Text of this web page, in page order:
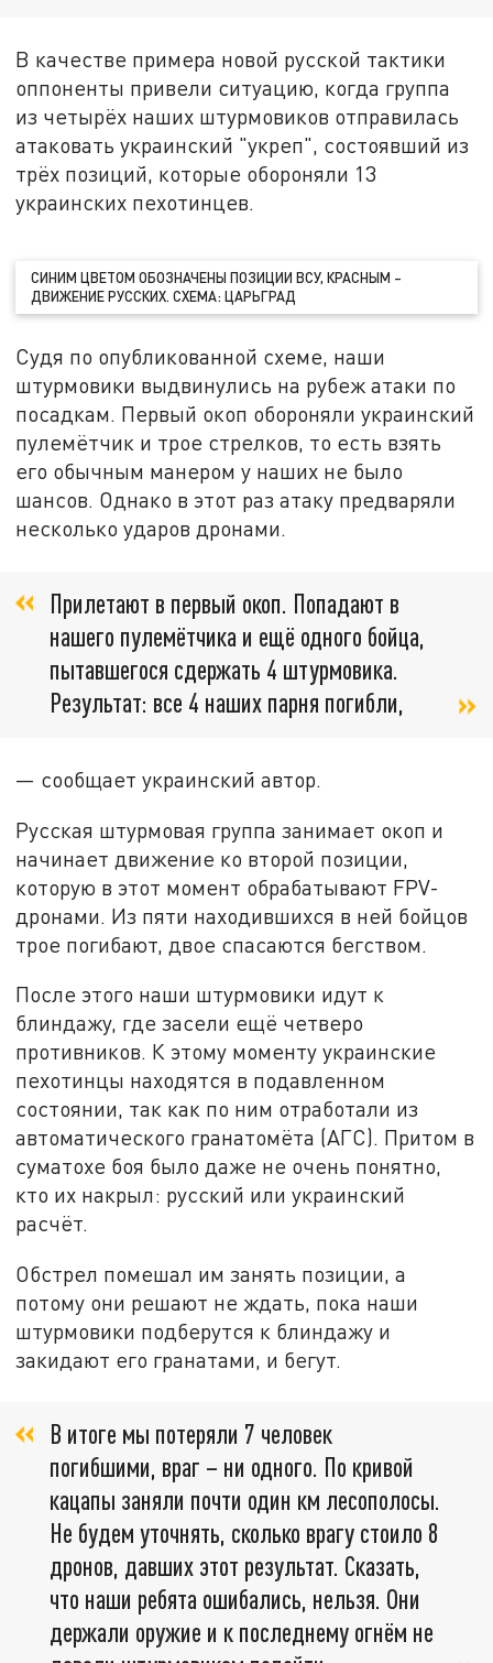
В качестве примера новой русской тактики
оппоненты привели ситуацию, когда группа
из четырёх наших штурмовиков отправилась
атаковать украинский "укреп", состоявший из
трёх позиций, которые обороняли 13
украинских пехотинцев.
СИНИМ ЦВЕТОМ ОБОЗНАЧЕНЫ ПОЗИЦИИ ВСУ, КРАСНЫМ –
ДВИЖЕНИЕ РУССКИХ. СХЕМА: ЦАРЬГРАД
Судя по опубликованной схеме, наши
штурмовики выдвинулись на рубеж атаки по
посадкам. Первый окоп обороняли украинский
пулемётчик и трое стрелков, то есть взять
его обычным манером у наших не было
шансов. Однако в этот раз атаку предваряли
несколько ударов дронами.
Прилетают в первый окоп. Попадают в
нашего пулемётчика и ещё одного бойца,
пытавшегося сдержать 4 штурмовика.
Результат: все 4 наших парня погибли,
— сообщает украинский автор.
Русская штурмовая группа занимает окоп и
начинает движение ко второй позиции,
которую в этот момент обрабатывают FPV-
дронами. Из пяти находившихся в ней бойцов
трое погибают, двое спасаются бегством.
После этого наши штурмовики идут к
блиндажу, где засели ещё четверо
противников. К этому моменту украинские
пехотинцы находятся в подавленном
состоянии, так как по ним отработали из
автоматического гранатомёта (АГС). Притом в
суматохе боя было даже не очень понятно,
кто их накрыл: русский или украинский
расчёт.
Обстрел помешал им занять позиции, а
потому они решают не ждать, пока наши
штурмовики подберутся к блиндажу и
закидают его гранатами, и бегут.
В итоге мы потеряли 7 человек
погибшими, враг – ни одного. По кривой
кацапы заняли почти один км лесополосы.
Не будем уточнять, сколько врагу стоило 8
дронов, давших этот результат. Сказать,
что наши ребята ошибались, нельзя. Они
держали оружие и к последнему огнём не